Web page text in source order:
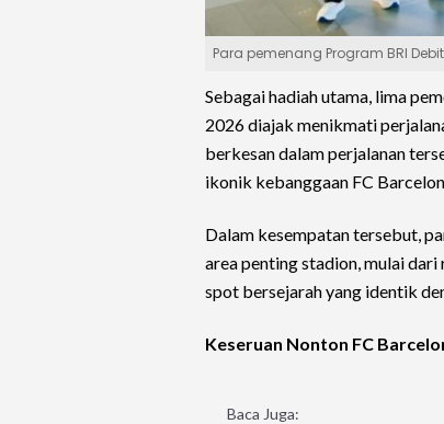
Para pemenang Program BRI
Sebagai hadiah utama, lima
2026 diajak menikmati
berkesan dalam perjalanan
ikonik kebanggaan FC
Dalam kesempatan tersebut,
area penting stadion, mulai
spot bersejarah yang identik
Keseruan Nonton FC
Baca Juga: